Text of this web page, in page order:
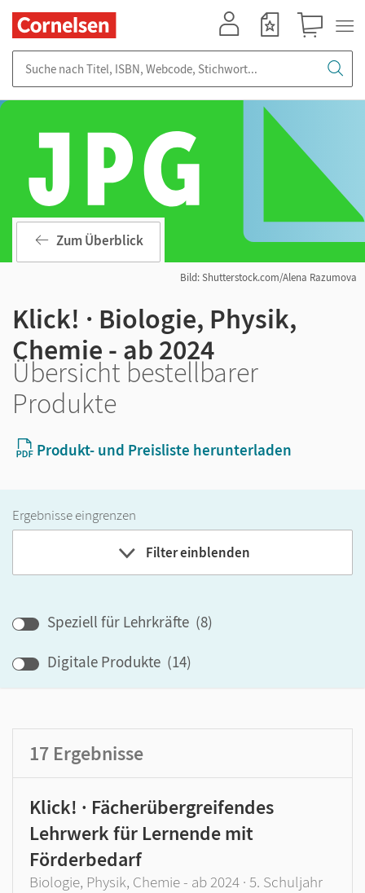
Bild: Shutterstock.com/Alena Razumova
Zum Überblick
Klick! · Biologie, Physik,
Chemie - ab 2024
Übersicht bestellbarer
Produkte
Produkt- und Preisliste herunterladen
Ergebnisse eingrenzen
Filter einblenden
Klassenstufe
Speziell für Lehrkräfte (8)
Digitale Produkte (14)
17 Ergebnisse
Klick! · Fächerübergreifendes
Lehrwerk für Lernende mit
Förderbedarf
Biologie, Physik, Chemie - ab 2024 · 5. Schuljahr